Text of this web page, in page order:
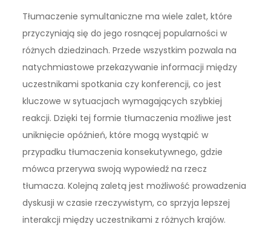
Tłumaczenie symultaniczne ma wiele zalet, które
przyczyniają się do jego rosnącej popularności w
różnych dziedzinach. Przede wszystkim pozwala na
natychmiastowe przekazywanie informacji między
uczestnikami spotkania czy konferencji, co jest
kluczowe w sytuacjach wymagających szybkiej
reakcji. Dzięki tej formie tłumaczenia możliwe jest
uniknięcie opóźnień, które mogą wystąpić w
przypadku tłumaczenia konsekutywnego, gdzie
mówca przerywa swoją wypowiedź na rzecz
tłumacza. Kolejną zaletą jest możliwość prowadzenia
dyskusji w czasie rzeczywistym, co sprzyja lepszej
interakcji między uczestnikami z różnych krajów.